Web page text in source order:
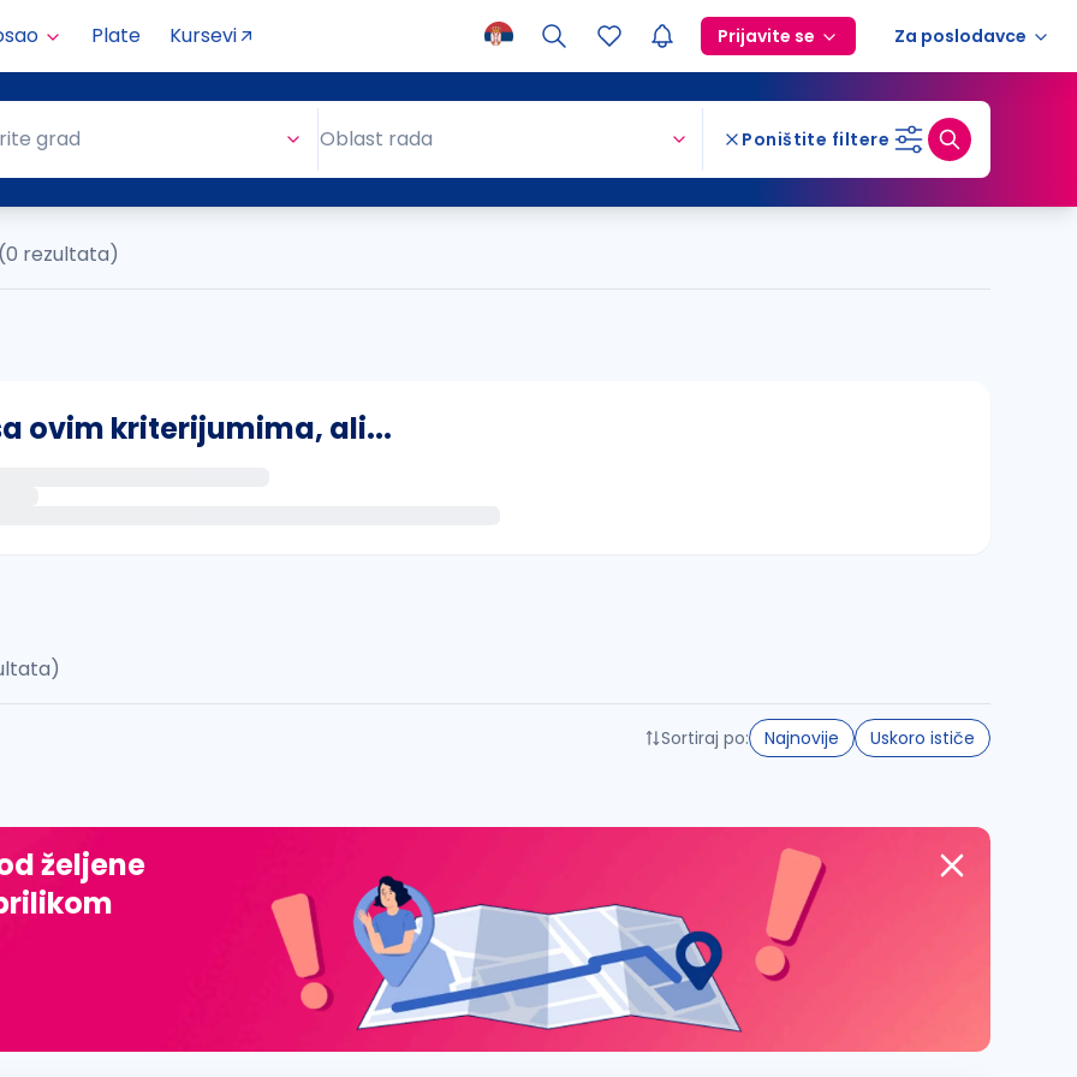
Plate Kursevi Prijavite se Za poslodavce
grad Oblast rada Poništite filtere
(0 rezultata)
ovim kriterijumima, ali...
đ, ž, dž)
Sortiraj po: Najnovije Uskoro ističe
željene